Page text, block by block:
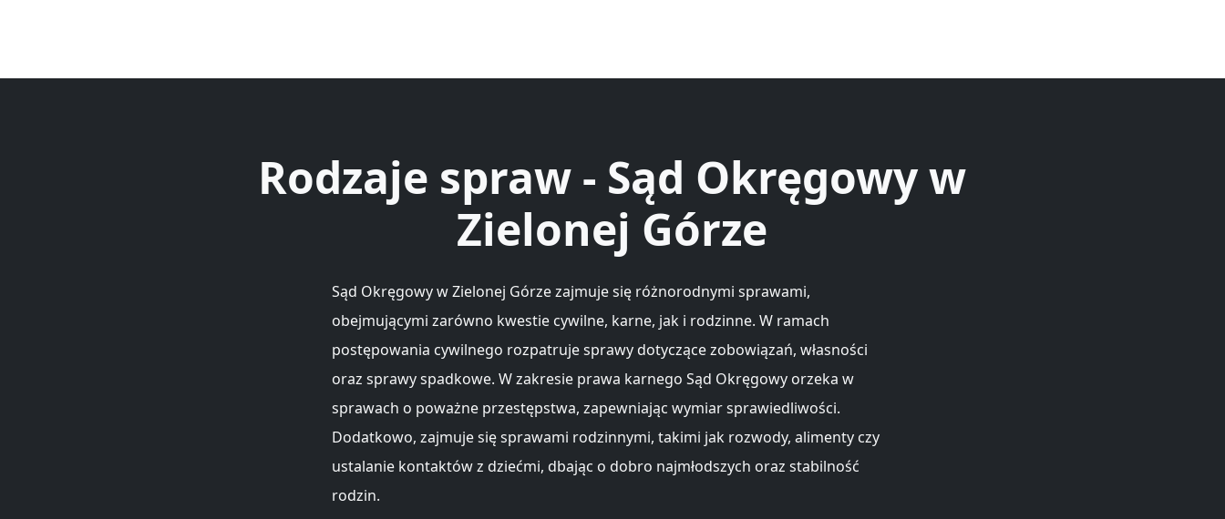
Rodzaje spraw - Sąd Okręgowy w
Zielonej Górze
Sąd Okręgowy w Zielonej Górze zajmuje się różnorodnymi sprawami,
obejmującymi zarówno kwestie cywilne, karne, jak i rodzinne. W ramach
postępowania cywilnego rozpatruje sprawy dotyczące zobowiązań, własności
oraz sprawy spadkowe. W zakresie prawa karnego Sąd Okręgowy orzeka w
sprawach o poważne przestępstwa, zapewniając wymiar sprawiedliwości.
Dodatkowo, zajmuje się sprawami rodzinnymi, takimi jak rozwody, alimenty czy
ustalanie kontaktów z dziećmi, dbając o dobro najmłodszych oraz stabilność
rodzin.